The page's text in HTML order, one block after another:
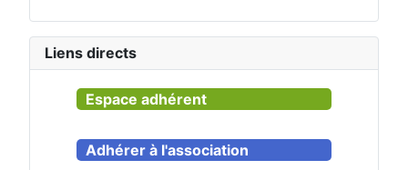
Liens directs
Espace adhérent
Adhérer à l'association